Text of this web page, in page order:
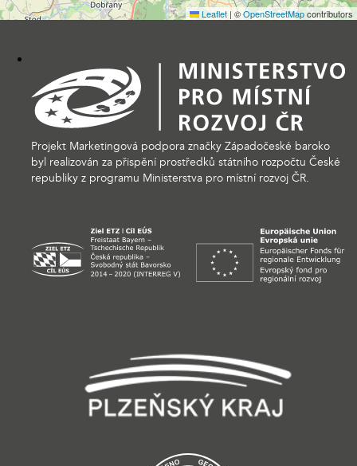
Leaflet |©OpenStreetMapcontributors
Projekt Marketingová podpora značky Západočeské baroko
byl realizován za přispění prostředků státního rozpočtu České
republiky z programu Ministerstva pro místní rozvoj ČR.